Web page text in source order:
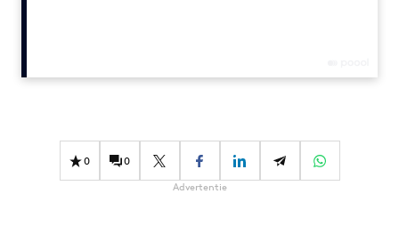
Effectiviteit
0 0
Advertentie